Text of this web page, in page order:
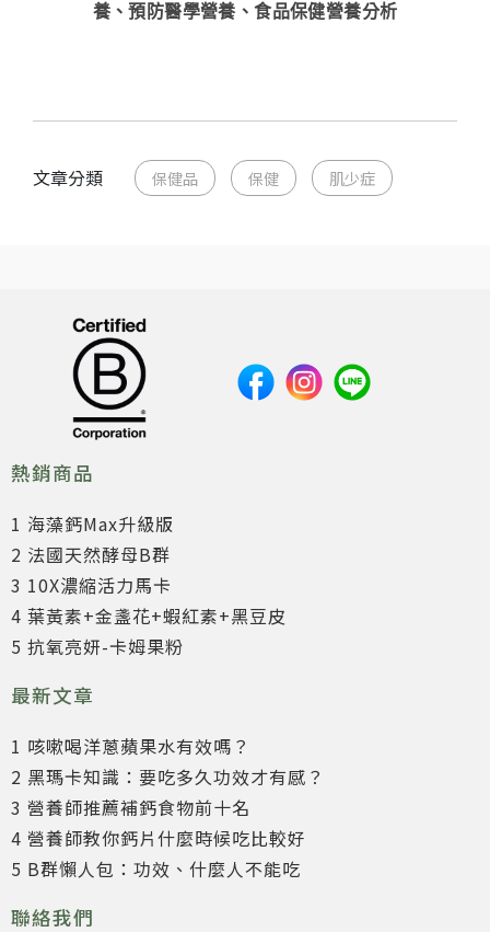
養、預防醫學營養、食品保健營養分析
文章分類 保健品 保健 肌少症
熱銷商品
1 海藻鈣Max升級版
2 法國天然酵母B群
3 10X濃縮活力馬卡
4 葉黃素+金盞花+蝦紅素+黑豆皮
5 抗氧亮妍-卡姆果粉
最新文章
1 咳嗽喝洋蔥蘋果水有效嗎？
2 黑瑪卡知識：要吃多久功效才有感？
3 營養師推薦補鈣食物前十名
4 營養師教你鈣片什麼時候吃比較好
5 B群懶人包：功效、什麼人不能吃
聯絡我們